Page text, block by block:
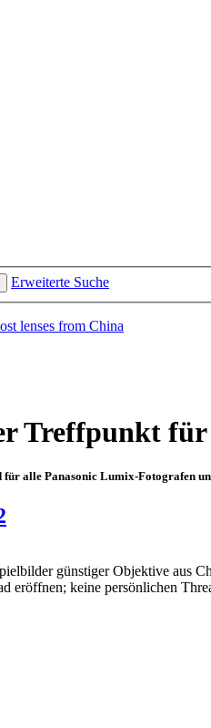
Erweiterte Suche
lenses from China
Treffpunkt
alle Panasonic Lumix-Fotografen
günstiger Objektive aus
eröffnen; keine persönlichen